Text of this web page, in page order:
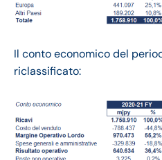
Il conto economico del
riclassificato: